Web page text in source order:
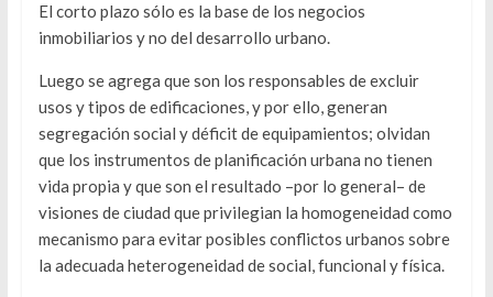
El corto plazo sólo es la base de los negocios
inmobiliarios y no del desarrollo urbano.
Luego se agrega que son los responsables de excluir
usos y tipos de edificaciones, y por ello, generan
segregación social y déficit de equipamientos; olvidan
que los instrumentos de planificación urbana no tienen
vida propia y que son el resultado –por lo general– de
visiones de ciudad que privilegian la homogeneidad como
mecanismo para evitar posibles conflictos urbanos sobre
la adecuada heterogeneidad de social, funcional y física.